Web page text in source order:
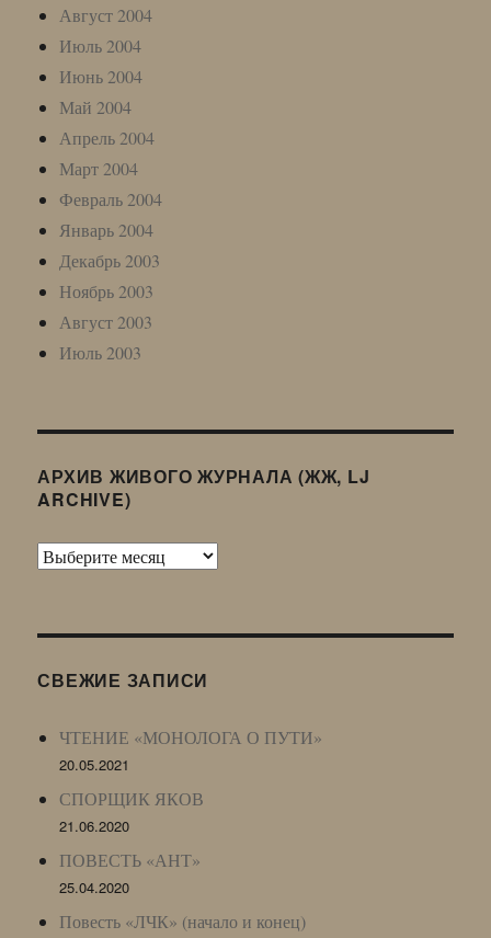
Август 2004
Июль 2004
Июнь 2004
Май 2004
Апрель 2004
Март 2004
Февраль 2004
Январь 2004
Декабрь 2003
Ноябрь 2003
Август 2003
Июль 2003
АРХИВ ЖИВОГО ЖУРНАЛА (ЖЖ, LJ
ARCHIVE)
Архив
LJ
СВЕЖИЕ ЗАПИСИ
ЧТЕНИЕ «МОНОЛОГА О ПУТИ»
20.05.2021
СПОРЩИК ЯКОВ
21.06.2020
ПОВЕСТЬ «АНТ»
25.04.2020
Повесть «ЛЧК» (начало и конец)